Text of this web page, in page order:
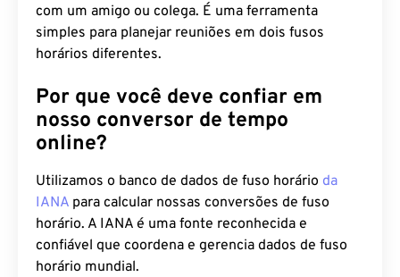
com um amigo ou colega. É uma ferramenta
simples para planejar reuniões em dois fusos
horários diferentes.
Por que você deve confiar em
nosso conversor de tempo
online?
Utilizamos o banco de dados de fuso horário da
IANA para calcular nossas conversões de fuso
horário. A IANA é uma fonte reconhecida e
confiável que coordena e gerencia dados de fuso
horário mundial.